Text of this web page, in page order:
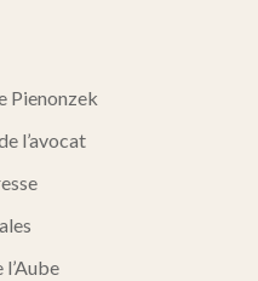
Pienonzek
l’avocat
l’Aube